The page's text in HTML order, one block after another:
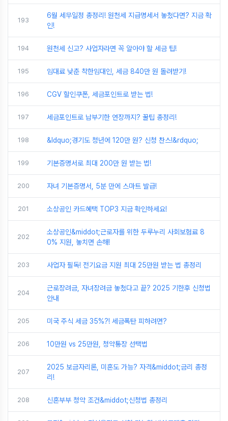
193
6월 세무일정 총정리! 원천세 지급명세서 놓쳤다면? 지금 확
인!
194 원천세 신고? 사업자라면 꼭 알아야 할 세금 팁!
195 임대료 낮춘 착한임대인, 세금 840만 원 돌려받기!
196 CGV 할인쿠폰, 세금포인트로 받는 법!
197 세금포인트로 납부기한 연장까지? 꿀팁 총정리!
198 &ldquo;경기도 청년에 120만 원? 신청 찬스!&rdquo;
199 기본증명서로 최대 200만 원 받는 법!
200 자녀 기본증명서, 5분 만에 스마트 발급!
201 소상공인 카드혜택 TOP3 지금 확인하세요!
202
소상공인&middot;근로자를 위한 두루누리 사회보험료 8
0% 지원, 놓치면 손해!
203 사업자 필독! 전기요금 지원 최대 25만원 받는 법 총정리
204
근로장려금, 자녀장려금 놓쳤다고 끝? 2025 기한후 신청법
안내
205 미국 주식 세금 35%?! 세금폭탄 피하려면?
206 10만원 vs 25만원, 청약통장 선택법
207
2025 보금자리론, 미혼도 가능? 자격&middot;금리 총정
리!
208 신혼부부 청약 조건&middot;신청법 총정리